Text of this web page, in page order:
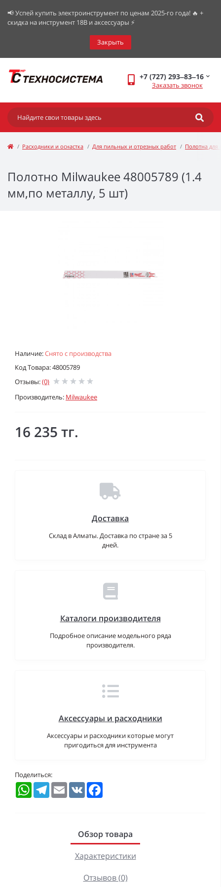
📢 Успей купить электроинструмент по ценам 2025-го года! 🔥 +
скидка на инструмент 18В и аксессуары ⚡️
Закрыть
+7 (727) 293‒83‒16
Заказать звонок
Расходники и оснастка Для пильных и отрезных работ Полотна для
Полотно Milwaukee 48005789 (1.4
мм,по металлу, 5 шт)
Наличие:Снято с производства
Код Товара: 48005789
Отзывы:(0)
Производитель: Milwaukee
16 235 тг.
Доставка
Склад в Алматы. Доставка по стране за 5
дней.
Каталоги производителя
Подробное описание модельного ряда
производителя.
Аксессуары и расходники
Аксессуары и расходники которые могут
пригодиться для инструмента
Поделиться:
WhatsAppTelegramEmail VK
Обзор товара
Характеристики
Отзывов (0)